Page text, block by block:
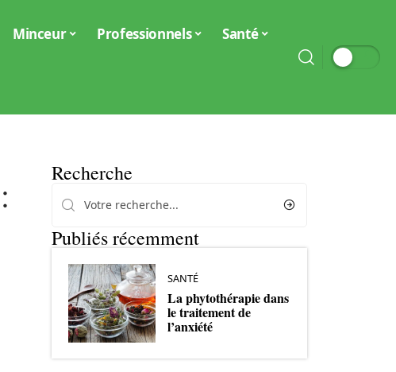
Minceur Professionnels Santé
Recherche
Publiés récemment
SANTÉ
La phytothérapie dans
le traitement de
l’anxiété